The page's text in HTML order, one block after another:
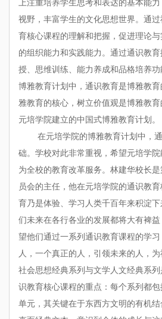
上注重培养学生思考和表达的基本能
视野，丰富学生的文化思想世界。通
育核心课程的理解和把握，促进理论
的组织能力和实践能力。通过通识教
授、思维训练、能力养成和品格培养
博雅教育计划中，通识教育是博雅教
雅教育的核心，树立价值观是博雅教
元培学院建立的中国式博雅教育计划。
在元培学院的博雅教育计划中，
础。学校对此非常重视，希望元培学院
为全校的教育改革服务。林建华校长
员会的主任，他在元培学院的通识教
育乃是体验、学习人类千百年来积淀
们未来在各行各业的发展都将大有裨
望他们通过一系列通识教育课程的学
人，一个真正的人，引领未来的人，为
社会思想经典系列与文学人文经典系
识教育核心课程的重点：每个系列都
单元，其关键在于东西方文明的有机